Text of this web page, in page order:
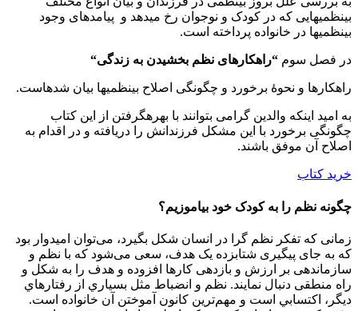
بی‏‎نظمی‏‎هایی که در کودک و نوجوان رخ می‎‏دهد و پیامدهای وجود
بی‏‎نظمی‏‎ها در خانواده پرداخته است.
در فصل سوم “راهکارهای نظم بخشیدن به زندگی“
راهکارها و نحوۀ برخورد و چگونگی اصلاح بی‏‎نظمی‏‎ها بیان شده‎‏است.
به امید اینکه والدین گرامی بتوانند با بهره‏‎گرفتن از این کتاب
چگونگی برخورد با این مشکل فرزندانش را دریافته و در اقدام به
اصلاح آن موفق باشند.
خرید کتاب
چگونه نظم را به کودک خود بیاموزیم؟
زمانی که تفکر نظم ‏گرا در انسان شکل بگیرد، می‌توان امیدوار بود
که به جای پیگیری شتاب‏‎زده یک هدف، سعی می‌شود که با نظم و
سازماندهی بر ارزش و بازدهی کارها افزوده و هدف را به شکل و
راه منطقی دنبال نمايند. نظم و انضباط مثل بسياري از رفتارهاي
ديگر، اکتسابي است و مهم‌ترين کانون آموختن آن خانواده است.